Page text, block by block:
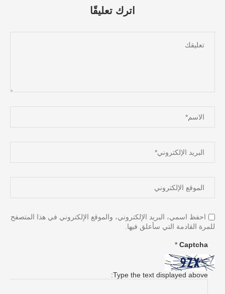
اترك تعليقًا
احفظ اسمي، البريد الإلكتروني، والموقع الإلكتروني في هذا المتصفح
للمرة القادمة التي سأعلق فيها.
Captcha
*
Type the text displayed above: